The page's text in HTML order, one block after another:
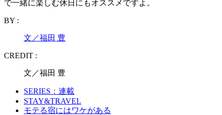
で一緒に楽しむ休日にもオススメですよ。
BY :
文／福田 豊
CREDIT :
文／福田 豊
SERIES：連載
STAY&TRAVEL
モテる宿にはワケがある